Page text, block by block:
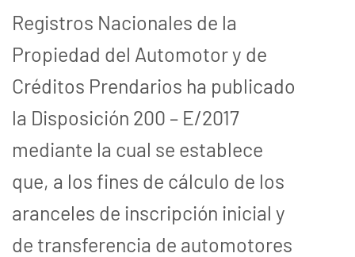
Registros Nacionales de la
Propiedad del Automotor y de
Créditos Prendarios ha publicado
la Disposición 200 – E/2017
mediante la cual se establece
que, a los fines de cálculo de los
aranceles de inscripción inicial y
de transferencia de automotores